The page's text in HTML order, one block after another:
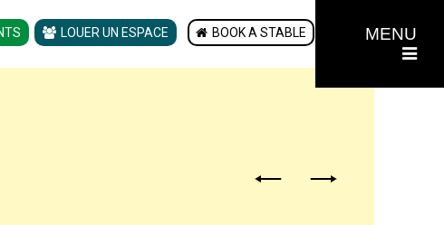
MENU
LOUER UN ESPACE BOOK A STABLE